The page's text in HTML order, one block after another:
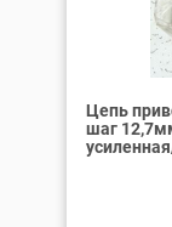
Цепь
шаг